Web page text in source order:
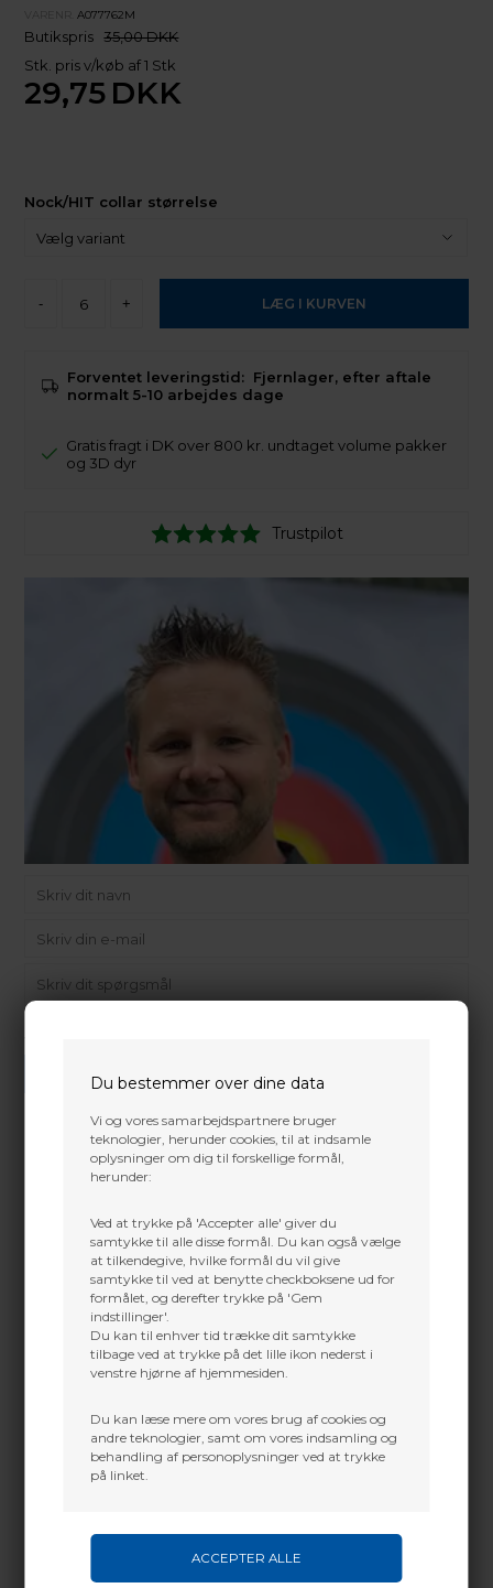
Du bestemmer over dine data
Vi og vores samarbejdspartnere bruger
teknologier, herunder cookies, til at indsamle
oplysninger om dig til forskellige formål,
herunder:
Ved at trykke på 'Accepter alle' giver du
samtykke til alle disse formål. Du kan også vælge
at tilkendegive, hvilke formål du vil give
samtykke til ved at benytte checkboksene ud for
formålet, og derefter trykke på 'Gem
indstillinger'.
Du kan til enhver tid trække dit samtykke
tilbage ved at trykke på det lille ikon nederst i
venstre hjørne af hjemmesiden.
Du kan læse mere om vores brug af cookies og
andre teknologier, samt om vores indsamling og
behandling af personoplysninger ved at trykke
på linket.
VARENR.A077762M
Butikspris 35,00 DKK
Stk. pris v/køb af 1 Stk
29,75 DKK
Nock/HIT collar størrelse
- +
Forventet leveringstid: Fjernlager, efter aftale
normalt 5-10 arbejdes dage
Gratis fragt i DK over 800 kr. undtaget volume pakker
og 3D dyr
Trustpilot
Sjælland
+45 2751 3356
martin@baldurs-archery.dk
+45 9718 3356
kontakt@baldurs-archery.dk
SEND SPØRGSMÅL
Præsentation – Easton 5MM Match Grade HIT™
Collars
Når man skyder med højtydende pile, er fronten af
pilen et af de mest udsatte områder.
Derfor har Easton Archery udviklet **Easton 5MM
Match Grade HIT Collars – en løsning designet til at
give maksimal beskyttelse og performance til 5 mm
Disse collars er udviklet i samarbejde med
professionelle bueskytter og erfarne pro-shops,
med ét klart mål:
at beskytte pilens front og samtidig bevare
Maksimal beskyttelse af pilens front
ved tæt gruppeskydning – er fronten af skaftet
under stor belastning.